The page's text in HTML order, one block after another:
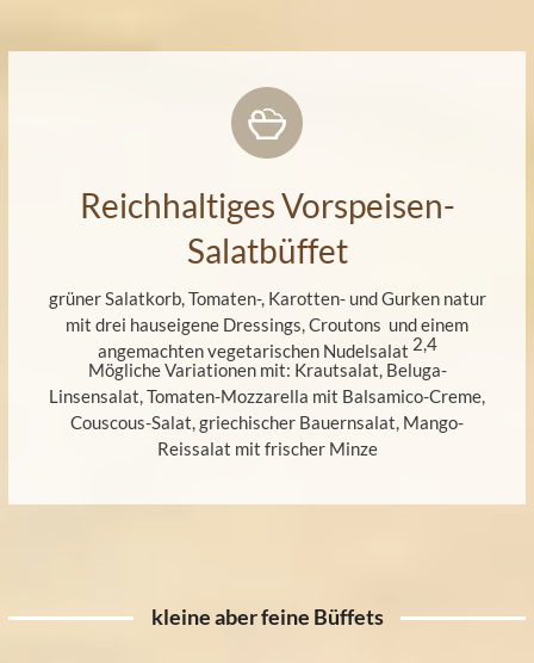
Reichhaltiges Vorspeisen-
Salatbüffet
grüner Salatkorb, Tomaten-, Karotten- und Gurken natur
mit drei hauseigene Dressings, Croutons und einem
angemachten vegetarischen Nudelsalat 2,4
Mögliche Variationen mit: Krautsalat, Beluga-
Linsensalat, Tomaten-Mozzarella mit Balsamico-Creme,
Couscous-Salat, griechischer Bauernsalat, Mango-
Reissalat mit frischer Minze
kleine aber feine Büffets